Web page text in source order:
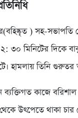
) সহ-
৩০ মিনিটের দিকে
হামলায় তিনি
কাজে বরিশাল
উৎপেতে থাকা